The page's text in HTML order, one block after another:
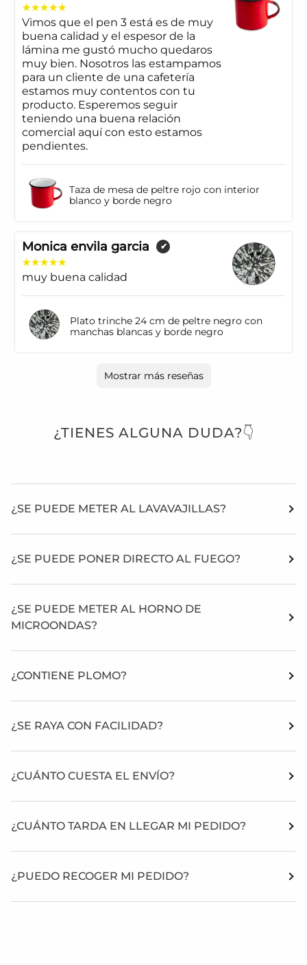
Vimos que el pen 3 está es de muy
buena calidad y el espesor de la
lámina me gustó mucho quedaros
muy bien. Nosotros las estampamos
para un cliente de una cafetería
estamos muy contentos con tu
producto. Esperemos seguir
teniendo una buena relación
comercial aquí con esto estamos
pendientes.
Taza de mesa de peltre rojo con interior
blanco y borde negro
Monica envila garcia ✔
muy buena calidad
Plato trinche 24 cm de peltre negro con
manchas blancas y borde negro
Mostrar más reseñas
¿TIENES ALGUNA DUDA?👇
¿SE PUEDE METER AL LAVAVAJILLAS?
¿SE PUEDE PONER DIRECTO AL FUEGO?
¿SE PUEDE METER AL HORNO DE
MICROONDAS?
¿CONTIENE PLOMO?
¿SE RAYA CON FACILIDAD?
¿CUÁNTO CUESTA EL ENVÍO?
¿CUÁNTO TARDA EN LLEGAR MI PEDIDO?
¿PUEDO RECOGER MI PEDIDO?